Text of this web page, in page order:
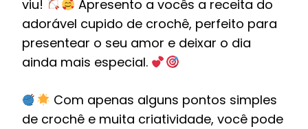
viu!
Apresento a vocês a receita do
adorável cupido de crochê, perfeito para
presentear o seu amor e deixar o dia
ainda mais especial.
Com apenas alguns pontos simples
de crochê e muita criatividade, você pode